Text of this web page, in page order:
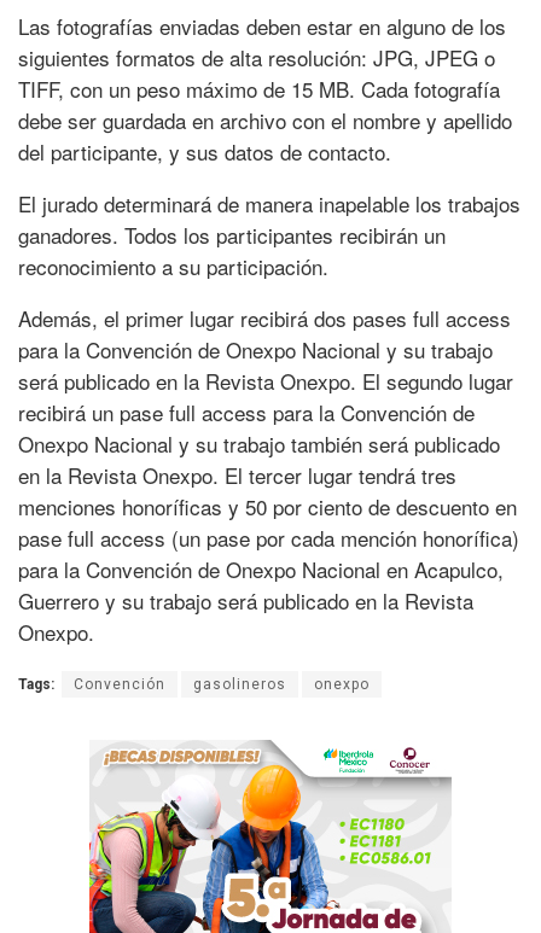
Las fotografías enviadas deben estar en alguno de los
siguientes formatos de alta resolución: JPG, JPEG o
TIFF, con un peso máximo de 15 MB. Cada fotografía
debe ser guardada en archivo con el nombre y apellido
del participante, y sus datos de contacto.
El jurado determinará de manera inapelable los trabajos
ganadores. Todos los participantes recibirán un
reconocimiento a su participación.
Además, el primer lugar recibirá dos pases full access
para la Convención de Onexpo Nacional y su trabajo
será publicado en la Revista Onexpo. El segundo lugar
recibirá un pase full access para la Convención de
Onexpo Nacional y su trabajo también será publicado
en la Revista Onexpo. El tercer lugar tendrá tres
menciones honoríficas y 50 por ciento de descuento en
pase full access (un pase por cada mención honorífica)
para la Convención de Onexpo Nacional en Acapulco,
Guerrero y su trabajo será publicado en la Revista
Onexpo.
Tags: Convención gasolineros onexpo